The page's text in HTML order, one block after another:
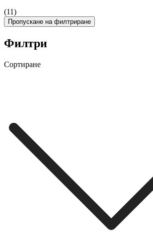
(11)
Пропускане на филтриране
Филтри
Сортиране